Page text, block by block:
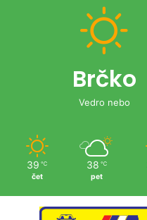
Brčko
Vedro nebo
39 ℃
čet
38 ℃
pet